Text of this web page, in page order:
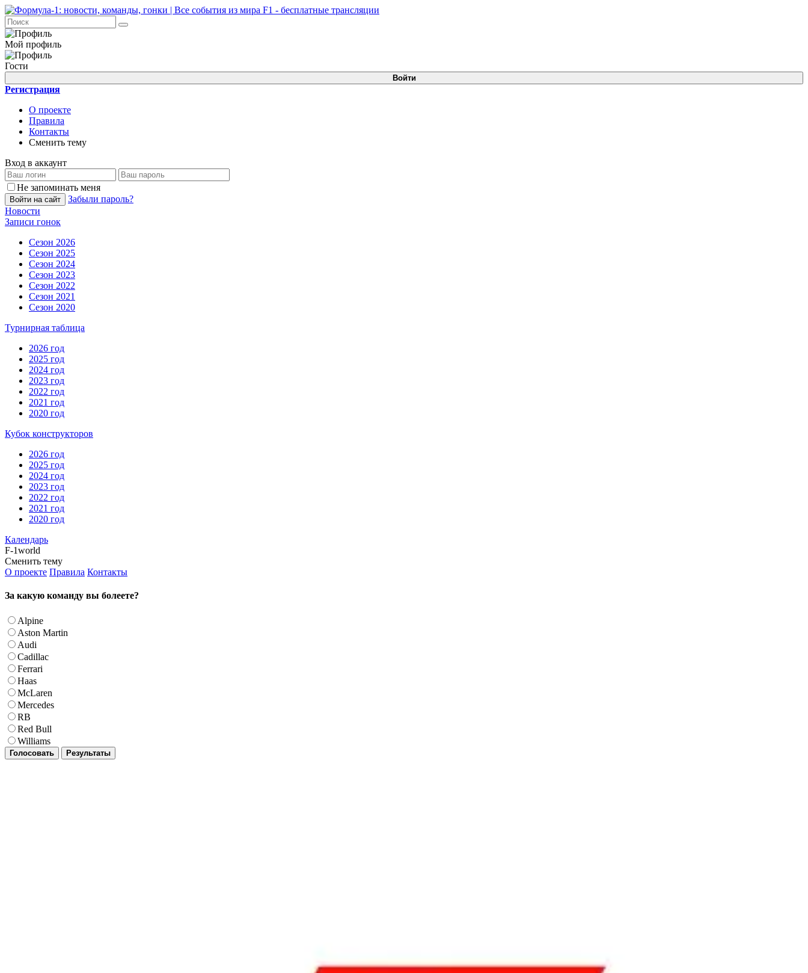
Мой профиль
Гости
Войти
Регистрация
О проекте
Правила
Контакты
Сменить тему
Вход в аккаунт
Не запоминать меня
Войти на сайт
Забыли пароль?
Новости
Записи гонок
Сезон 2026
Сезон 2025
Сезон 2024
Сезон 2023
Сезон 2022
Сезон 2021
Сезон 2020
Турнирная таблица
2026 год
2025 год
2024 год
2023 год
2022 год
2021 год
2020 год
Кубок конструкторов
2026 год
2025 год
2024 год
2023 год
2022 год
2021 год
2020 год
Календарь
F-1world
Сменить тему
О проекте Правила Контакты
За какую команду вы болеете?
Alpine
Aston Martin
Audi
Cadillac
Ferrari
Haas
McLaren
Mercedes
RB
Red Bull
Williams
Голосовать Результаты